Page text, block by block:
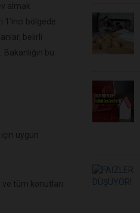
almak
1’inci bölgede
belirli
bu
uygun
tüm konutları